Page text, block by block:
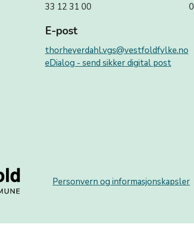
33 12 31 00
E-post
thorheyerdahl.vgs@vestfoldfylke.no
eDialog - send sikker digital post
Personvern og informasjonskapsler